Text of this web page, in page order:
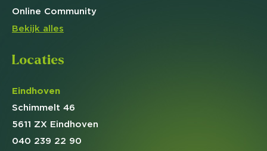
Online Community
Bekijk alles
Locaties
Eindhoven
Schimmelt 46
5611 ZX Eindhoven
040 239 22 90